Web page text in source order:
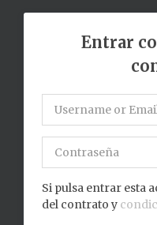
Entrar
Si pulsa entrar esta
del contrato y